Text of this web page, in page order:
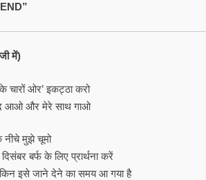
में)
ओर’ इकट्ठा करो
आओ और मेरे साथ गाओ
नीचे मुझे चूमो
बर्फ के लिए प्रार्थना करें
इसे जाने देने का समय आ गया है